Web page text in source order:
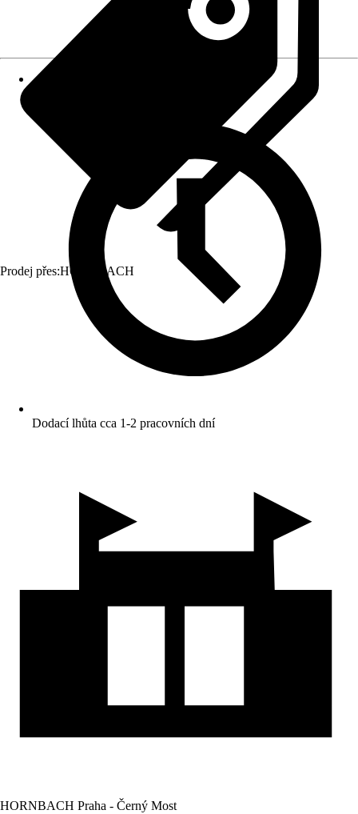
Prodej přes:HORNBACH
Dodací lhůta cca 1-2 pracovních dní
HORNBACH Praha - Černý Most